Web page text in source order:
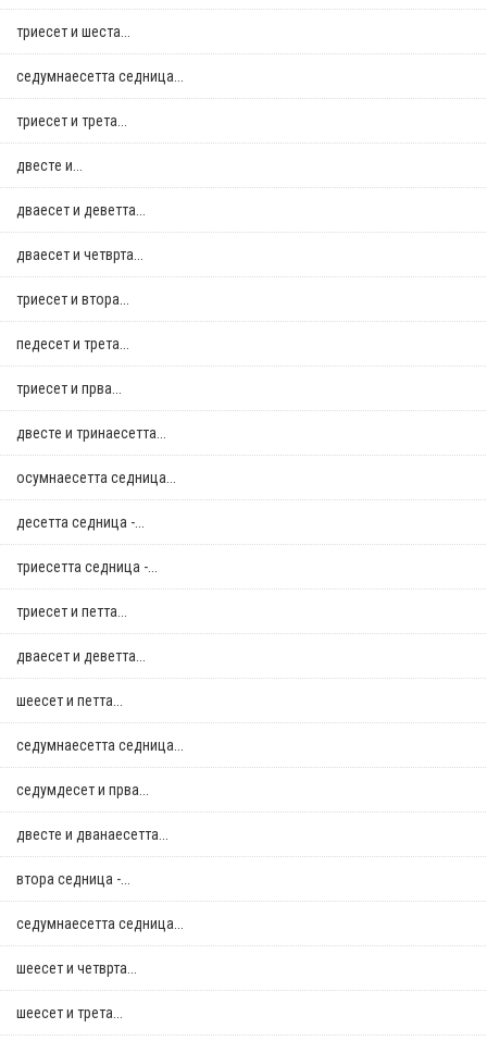
триесет и шеста...
седумнаесетта седница...
триесет и трета...
двестe и...
дваесет и деветта...
дваесет и четврта...
триесет и втора...
педесет и трета...
триесет и прва...
двестe и тринаесетта...
осумнaесетта седница...
десетта седница -...
триесетта седница -...
триесет и петта...
дваесет и деветта...
шеесет и петта...
седумнаесетта седница...
седумдесет и прва...
двестe и дванаесетта...
втора седница -...
седумнаесетта седница...
шеесет и четврта...
шеесет и трета...